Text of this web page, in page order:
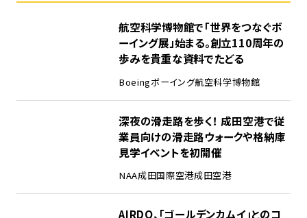
航空科学博物館で「世界をつなぐボ
ーイング展」始まる。創立110周年の
歩みを貴重な資料でたどる
Boeingボーイング航空科学博物館
深夜の滑走路を歩く！ 成田空港で従
業員向けの滑走路ウォークや格納庫
見学イベントを初開催
NAA成田国際空港成田空港
AIRDO、「ゴールデンカムイ」とのコ